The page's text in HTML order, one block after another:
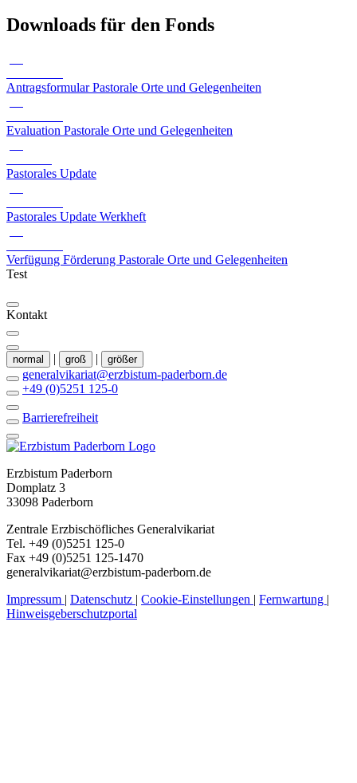
Downloads für den Fonds
Antragsformular Pastorale Orte und Gelegenheiten
Evaluation Pastorale Orte und Gelegenheiten
Pastorales Update
Pastorales Update Werkheft
Verfügung Förderung Pastorale Orte und Gelegenheiten
Test
Kontakt
normal | groß | größer
generalvikariat@erzbistum-paderborn.de
+49 (0)5251 125-0
Barrierefreiheit
Erzbistum Paderborn
Domplatz 3
33098 Paderborn
Zentrale Erzbischöfliches Generalvikariat
Tel. +49 (0)5251 125-0
Fax +49 (0)5251 125-1470
generalvikariat@erzbistum-paderborn.de
Impressum | Datenschutz | Cookie-Einstellungen | Fernwartung |
Hinweisgeberschutzportal